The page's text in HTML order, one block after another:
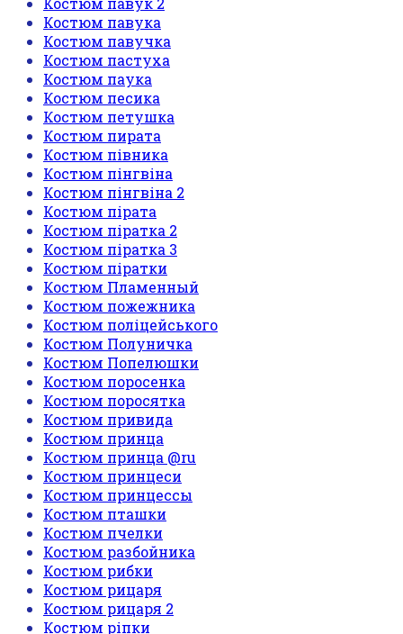
Костюм павука
Костюм павучка
Костюм пастуха
Костюм паука
Костюм песика
Костюм петушка
Костюм пирата
Костюм півника
Костюм пінгвіна
Костюм пінгвіна 2
Костюм пірата
Костюм піратка 2
Костюм піратка 3
Костюм піратки
Костюм Пламенный
Костюм пожежника
Костюм поліцейського
Костюм Полуничка
Костюм Попелюшки
Костюм поросенка
Костюм поросятка
Костюм привида
Костюм принца
Костюм принца @ru
Костюм принцеси
Костюм принцессы
Костюм пташки
Костюм пчелки
Костюм разбойника
Костюм рибки
Костюм рицаря
Костюм рицаря 2
Костюм ріпки